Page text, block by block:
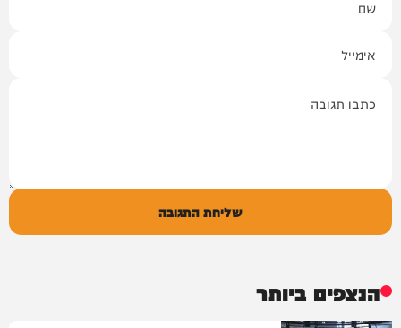
שליחת התגובה
הנצפים ביותר